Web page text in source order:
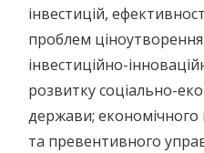
інвестицій,
проблем ціноутворення
інвестиційно-
розвитку соціально-
держави; економічного
та превентивного